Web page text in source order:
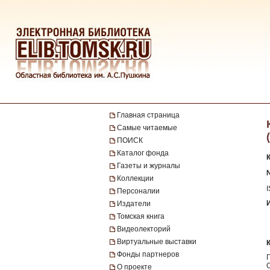
Главная страница
Самые читаемые
ПОИСК
Каталог фонда
Газеты и журналы
Коллекции
Персоналии
Издатели
Томская книга
Видеолекторий
Виртуальные выставки
Фонды партнеров
О проекте